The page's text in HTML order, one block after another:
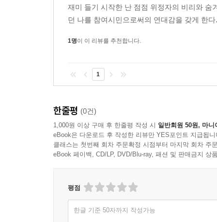
재미 들기 시작한 난 점점 위정자의 비리와 숨
던 나를 참여시민으로써의 연대감을 갖게 한
1명이 이 리뷰를 추천합니다.
1
한줄평 (0건)
1,000원 이상 구매 후 한줄평 작성 시 일반회원 50원, 마니
eBook은 다운로드 후 작성한 리뷰만 YES포인트 지급됩니
클래스는 첫번째 회차 주문확정 시점부터 마지막 회차 주
eBook 페이백, CD/LP, DVD/Blu-ray, 패션 및 판매금지 상
평점
한글 기준 50자까지 작성가능